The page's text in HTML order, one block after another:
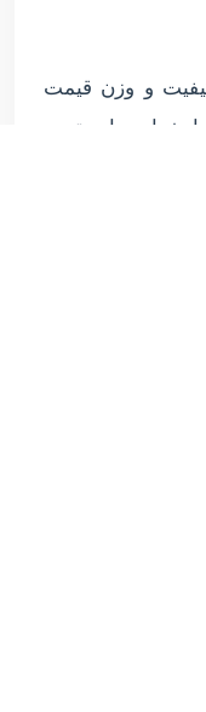
و وزن قیمت
با بهترین